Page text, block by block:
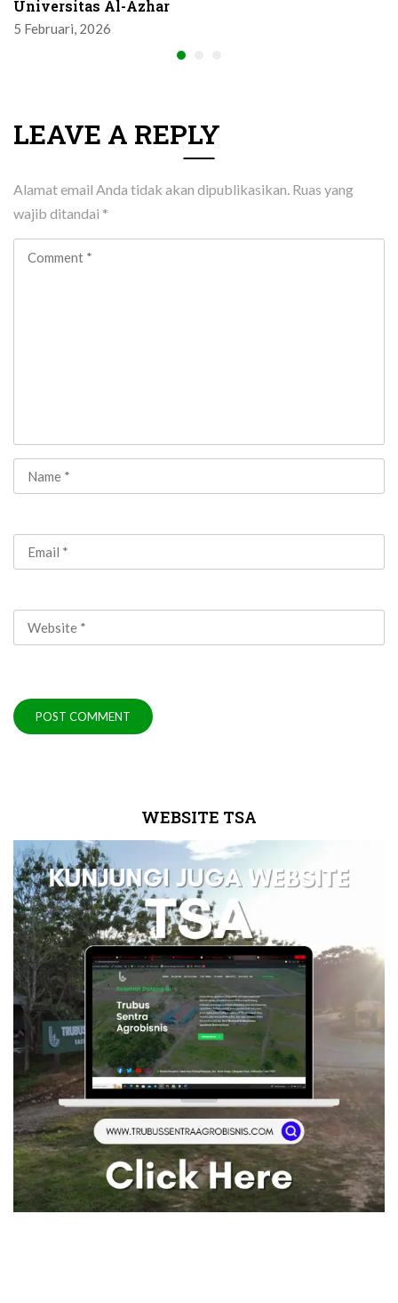
Universitas Al-Azhar
5 Februari, 2026
LEAVE A REPLY
Alamat email Anda tidak akan dipublikasikan. Ruas yang
wajib ditandai *
WEBSITE TSA